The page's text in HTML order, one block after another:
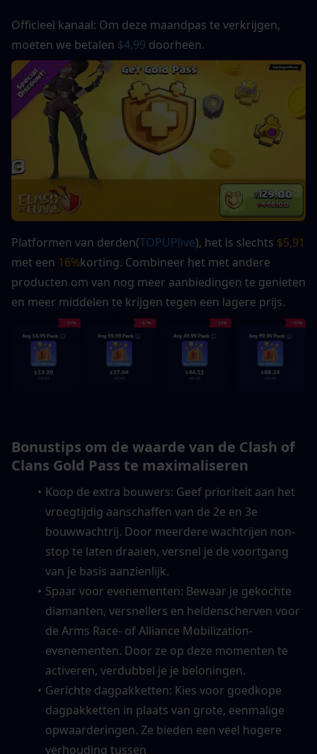
Officieel kanaal: Om deze maandpas te verkrijgen,
moeten we betalen $4,99 doorheen.
Platformen van derden(TOPUPlive), het is slechts $5,91
met een 16%korting. Combineer het met andere
producten om van nog meer aanbiedingen te genieten
en meer middelen te krijgen tegen een lagere prijs.
Bonustips om de waarde van de Clash of
Clans Gold Pass te maximaliseren
Koop de extra bouwers: Geef prioriteit aan het
vroegtijdig aanschaffen van de 2e en 3e
bouwwachtrij. Door meerdere wachtrijen non-
stop te laten draaien, versnel je de voortgang
van je basis aanzienlijk.
Spaar voor evenementen: Bewaar je gekochte
diamanten, versnellers en heldenscherven voor
de Arms Race- of Alliance Mobilization-
evenementen. Door ze op deze momenten te
activeren, verdubbel je je beloningen.
Gerichte dagpakketten: Kies voor goedkope
dagpakketten in plaats van grote, eenmalige
opwaarderingen. Ze bieden een veel hogere
verhouding tussen